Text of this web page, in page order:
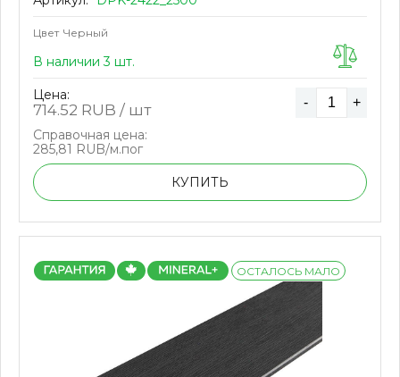
Цвет Черный
В наличии 3 шт.
Цена:
714.52 RUB / шт - +
Справочная цена:
285,81 RUB/м.пог
КУПИТЬ
ОСТАЛОСЬ МАЛО